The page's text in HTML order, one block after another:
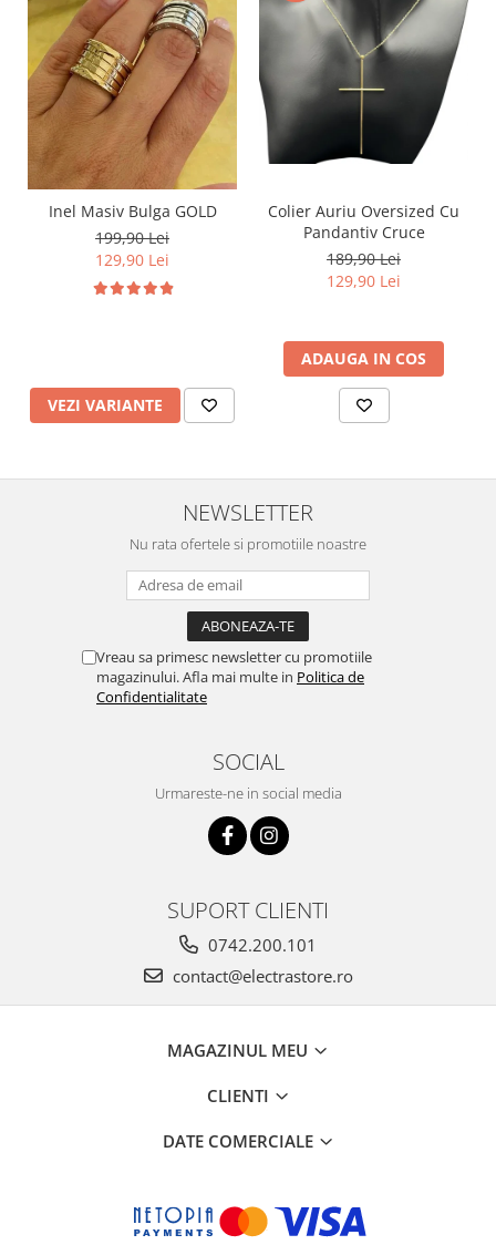
Inel Masiv Bulga GOLD
199,90 Lei
129,90 Lei
VEZI VARIANTE
Colier Auriu Oversized Cu
Pandantiv Cruce
189,90 Lei
129,90 Lei
ADAUGA IN COS
NEWSLETTER
Nu rata ofertele si promotiile noastre
Vreau sa primesc newsletter cu promotiile
magazinului. Afla mai multe in Politica de
Confidentialitate
SOCIAL
Urmareste-ne in social media
SUPORT CLIENTI
0742.200.101
contact@electrastore.ro
MAGAZINUL MEU
CLIENTI
DATE COMERCIALE